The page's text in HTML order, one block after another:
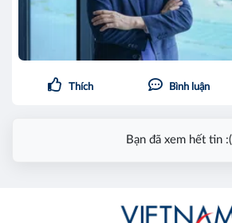
Thích Bình luận
Bạn đã xem hết tin :(